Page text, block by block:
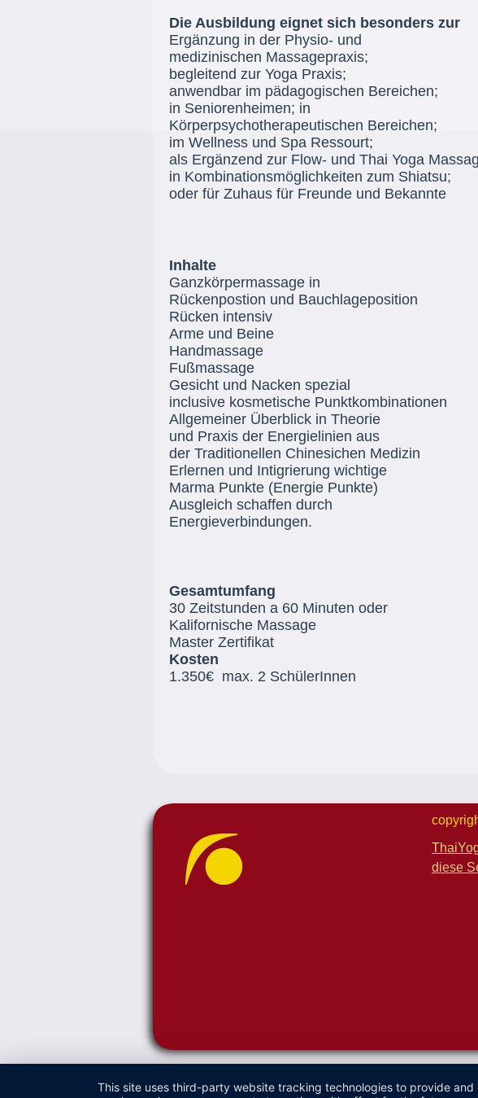
Die Ausbildung eignet sich besonders zur
Ergänzung in der Physio- und
medizinischen Massagepraxis;
begleitend zur Yoga Praxis;
anwendbar im pädagogischen Bereichen;
in Seniorenheimen; in
Körperpsychotherapeutischen Bereichen;
im Wellness und Spa Ressourt;
als Ergänzend zur Flow- und Thai Yoga
in Kombinationsmöglichkeiten zum Shiatsu;
oder für Zuhaus für Freunde und Bekannte
Inhalte
Ganzkörpermassage in
Rückenpostion und Bauchlageposition
Rücken intensiv
Arme und Beine
Handmassage
Fußmassage
Gesicht und Nacken spezial
inclusive kosmetische Punktkombinationen
Allgemeiner Überblick in Theorie
und Praxis der Energielinien aus
der Traditionellen Chinesichen Medizin
Erlernen und Intigrierung wichtige
Marma Punkte (Energie Punkte)
Ausgleich schaffen durch
Energieverbindungen.
Gesamtumfang
30 Zeitstunden a 60 Minuten oder
Kalifornische Massage
Master Zertifikat
Kosten
1.350€ max. 2 SchülerInnen
diese
This site uses third-party website tracking technologies to provide